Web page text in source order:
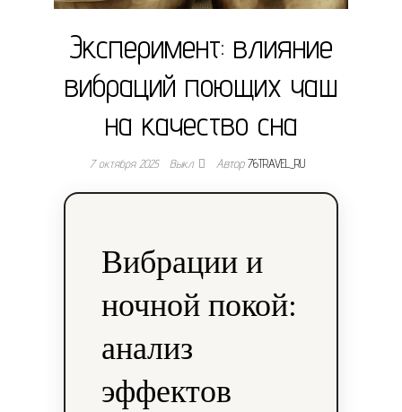
Эксперимент: влияние
вибраций поющих чаш
на качество сна
7 октября 2025 Выкл. Автор76TRAVEL_RU
Вибрации и
ночной покой:
анализ
эффектов